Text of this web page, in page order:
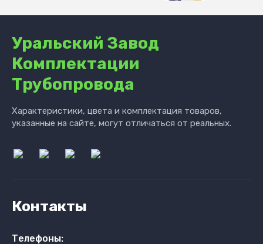
Уральский Завод
Комплектации
Трубопровода
Характеристики, цвета и комплектация товаров,
указанные на сайте, могут отличаться от реальных.
Контакты
Телефоны: